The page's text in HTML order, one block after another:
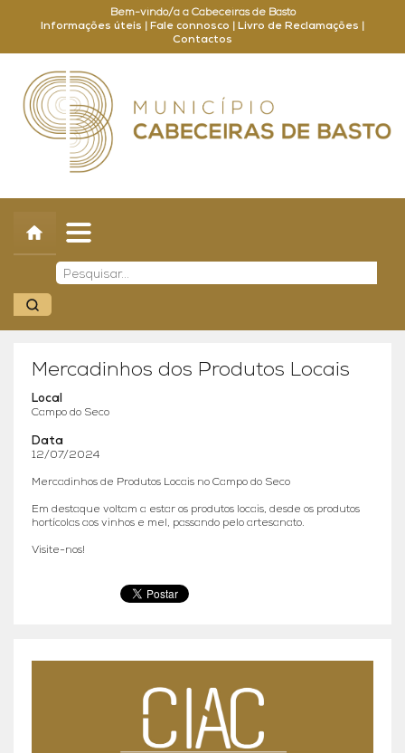
Bem-vindo/a a Cabeceiras de Basto
Informações úteis
Fale connosco Livro de Reclamações
Contactos
Concelho
Município
Turismo
Cultura
Outros
Balcão Online
Mercadinhos dos Produtos Locais
Local
Campo do Seco
Data
12/07/2024
Mercadinhos de Produtos Locais no Campo do Seco
Em destaque voltam a estar os produtos locais, desde os produtos
hortícolas aos vinhos e mel, passando pelo artesanato.
Visite-nos!